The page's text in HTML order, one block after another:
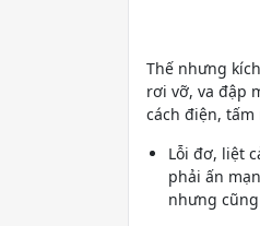
Thế nhưng
rơi vỡ, va đập
cách điện,
Lỗi đơ, liệt
phải ấn
nhưng